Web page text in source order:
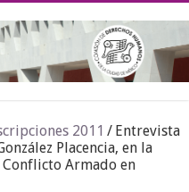
2011 / Entrevista
Placencia, en la
Armado en